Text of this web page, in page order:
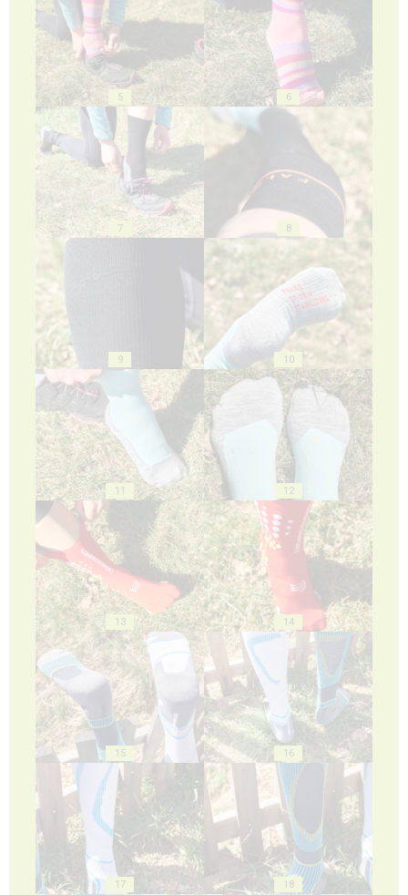
5 6
7 8
9 10
11 12
13 14
15 16
17 18